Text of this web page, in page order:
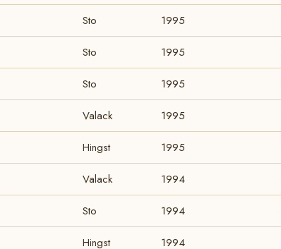
Sto 1995
Sto 1995
Sto 1995
Valack 1995
Hingst 1995
Valack 1994
Sto 1994
Hingst 1994